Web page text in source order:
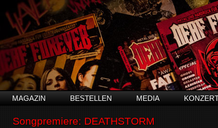
MAGAZIN BESTELLEN MEDIA
Songpremiere: DEATHSTORM